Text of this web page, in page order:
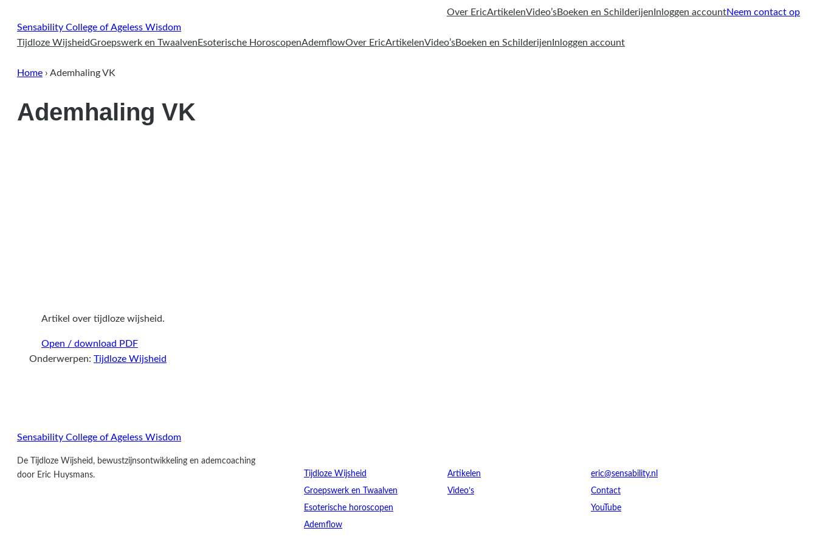
naar
Over EricArtikelenVideo’sBoeken en Schilderijen Inloggen accountNeem contact op
Sensability College of Ageless Wisdom
Tijdloze WijsheidGroepswerk en Twaalven Esoterische HoroscopenAdemflowOver EricArtikelenVideo’sBoeken en Schilderijen Inloggen account
Home › Ademhaling VK
Ademhaling VK
Artikel over tijdloze wijsheid.
Open / download PDF
Onderwerpen: Tijdloze Wijsheid
Sensability College of Ageless Wisdom
De Tijdloze Wijsheid, bewustzijnsontwikkeling en ademcoaching
door Eric Huysmans.
Tijdloze Wijsheid
Groepswerk en Twaalven
Esoterische horoscopen
Ademflow
Artikelen
Video’s
eric@sensability.nl
Contact
YouTube